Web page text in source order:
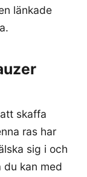
länkade
skaffa
ras har
sig i och
du kan med